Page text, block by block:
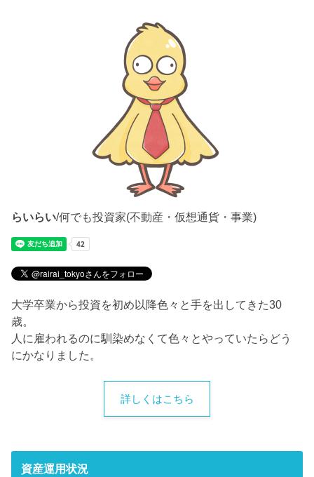
らいらい/何でも投資家(不動産・仮想通貨・事業)
大学卒業から投資を初め以降色々と手を出してきた30
歳。
人に雇われるのに馴染めなくて色々とやっていたらどう
にかなりました。
詳しくはこちら
資産運用状況